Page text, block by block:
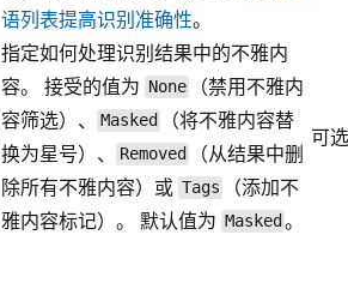
语列表提高识别准确性。
指定如何处理识别结果中的不雅内
容。 接受的值为 None
（禁用不雅内
容筛选）、
Masked
（将不雅内容替
换为星号）、
Removed
（从结果中删
除所有不雅内容）或 Tags
（添加不
雅内容标记）。 默认值为 Masked 。
可选